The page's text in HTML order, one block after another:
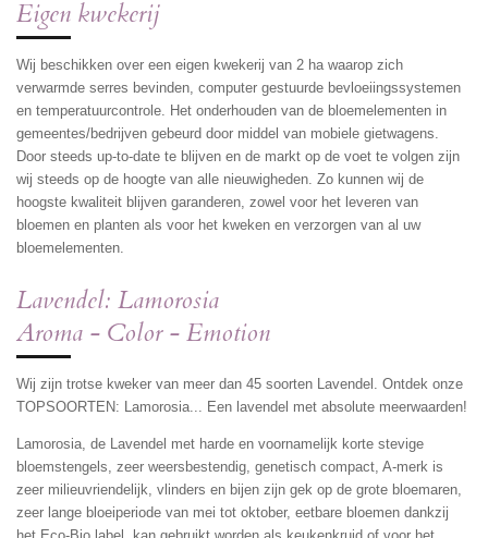
Eigen kwekerij
Wij beschikken over een eigen kwekerij van 2 ha waarop zich
verwarmde serres bevinden, computer gestuurde bevloeiingssystemen
en temperatuurcontrole. Het onderhouden van de bloemelementen in
gemeentes/bedrijven gebeurd door middel van mobiele gietwagens.
Door steeds up-to-date te blijven en de markt op de voet te volgen zijn
wij steeds op de hoogte van alle nieuwigheden. Zo kunnen wij de
hoogste kwaliteit blijven garanderen, zowel voor het leveren van
bloemen en planten als voor het kweken en verzorgen van al uw
bloemelementen.
Lavendel: Lamorosia
Aroma - Color - Emotion
Wij zijn trotse kweker van meer dan 45 soorten Lavendel. Ontdek onze
TOPSOORTEN: Lamorosia... Een lavendel met absolute meerwaarden!
Lamorosia, de Lavendel met harde en voornamelijk korte stevige
bloemstengels, zeer weersbestendig, genetisch compact, A-merk is
zeer milieuvriendelijk, vlinders en bijen zijn gek op de grote bloemaren,
zeer lange bloeiperiode van mei tot oktober, eetbare bloemen dankzij